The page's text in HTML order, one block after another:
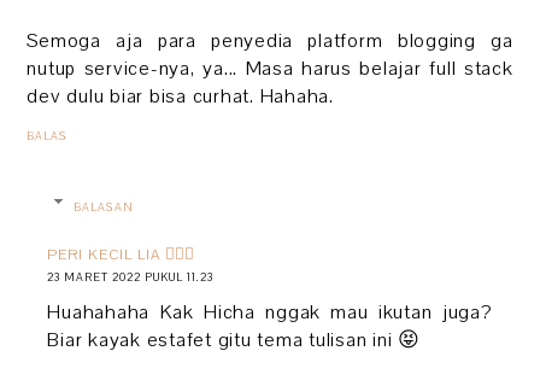
Semoga aja para penyedia platform blogging ga
nutup service-nya, ya... Masa harus belajar full stack
dev dulu biar bisa curhat. Hahaha.
BALAS
BALASAN
PERI KECIL LIA 🧚🏻‍♀️
23 MARET 2022 PUKUL 11.23
Huahahaha Kak Hicha nggak mau ikutan juga?
Biar kayak estafet gitu tema tulisan ini 😝